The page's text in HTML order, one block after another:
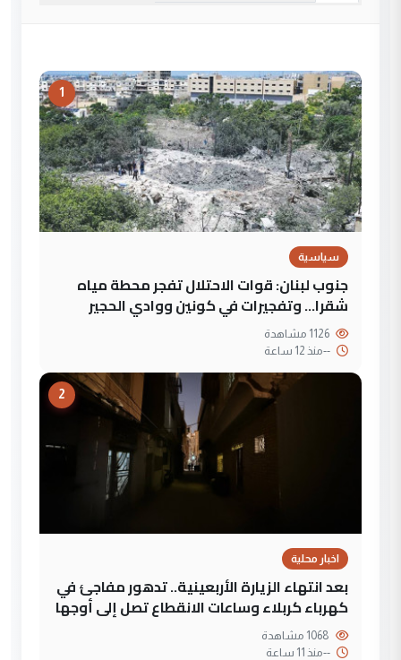
1
سياسية
جنوب لبنان: قوات الاحتلال تفجر محطة مياه
شقرا… وتفجيرات في كونين ووادي الحجير
--منذ 12 ساعة
2
اخبار محلية
بعد انتهاء الزيارة الأربعينية.. تدهور مفاجئ في
كهرباء كربلاء وساعات الانقطاع تصل إلى أوجها
--منذ 11 ساعة